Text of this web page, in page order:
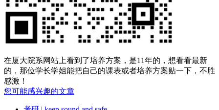
在厦大院系网站上看到了培养方案，是11年的，想看看最新
的，那位学长学姐能把自己的课表或者培养方案贴一下，不胜
感激！
您可能感兴趣的文章